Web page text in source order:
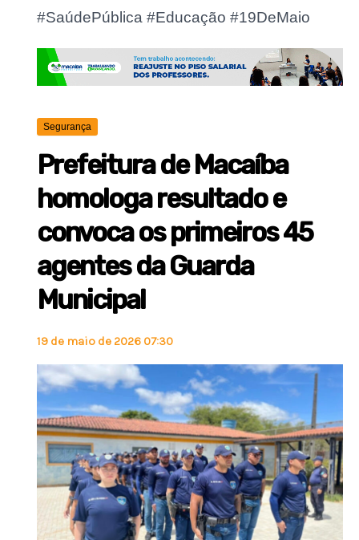
#SaúdePública #Educação #19DeMaio
Segurança
Prefeitura de Macaíba
homologa resultado e
convoca os primeiros 45
agentes da Guarda
Municipal
19 de maio de 2026 07:30